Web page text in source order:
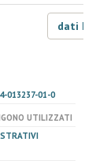
dati LOD
013237-01-0
UTILIZZATI